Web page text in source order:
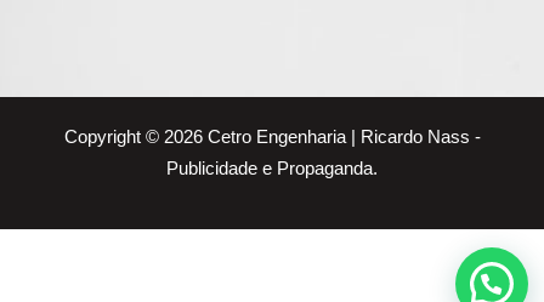
Copyright © 2026 Cetro Engenharia | Ricardo Nass -
Publicidade e Propaganda.